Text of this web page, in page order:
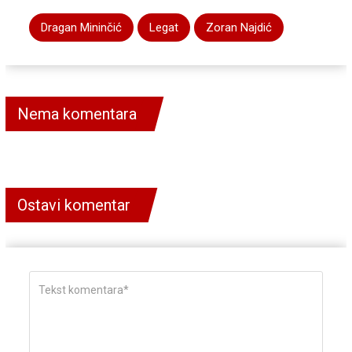
Dragan Mininčić Legat Zoran Najdić
Nema komentara
Ostavi komentar